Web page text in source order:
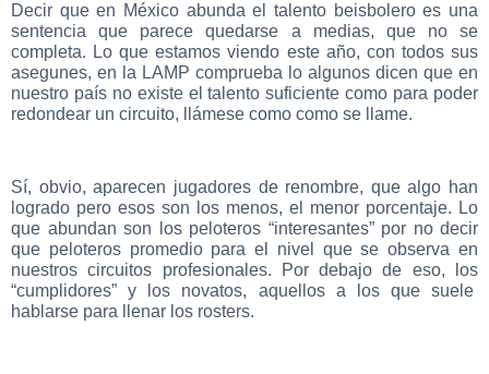
Decir que en México abunda el talento beisbolero es una
sentencia que parece quedarse a medias, que no se
completa. Lo que estamos viendo este año, con todos sus
asegunes, en la LAMP comprueba lo algunos dicen que en
nuestro país no existe el talento suficiente como para poder
redondear un circuito, llámese como como se llame.
Sí, obvio, aparecen jugadores de renombre, que algo han
logrado pero esos son los menos, el menor porcentaje. Lo
que abundan son los peloteros “interesantes” por no decir
que peloteros promedio para el nivel que se observa en
nuestros circuitos profesionales. Por debajo de eso, los
“cumplidores” y los novatos, aquellos a los que suele
hablarse para llenar los rosters.